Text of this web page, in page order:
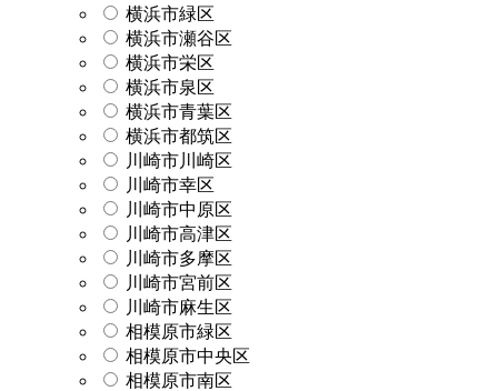
横浜市緑区
横浜市瀬谷区
横浜市栄区
横浜市泉区
横浜市青葉区
横浜市都筑区
川崎市川崎区
川崎市幸区
川崎市中原区
川崎市高津区
川崎市多摩区
川崎市宮前区
川崎市麻生区
相模原市緑区
相模原市中央区
相模原市南区